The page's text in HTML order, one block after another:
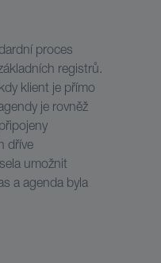
proces
registrů.
klient je přímo
je rovněž
dříve
umožnit
a agenda byla